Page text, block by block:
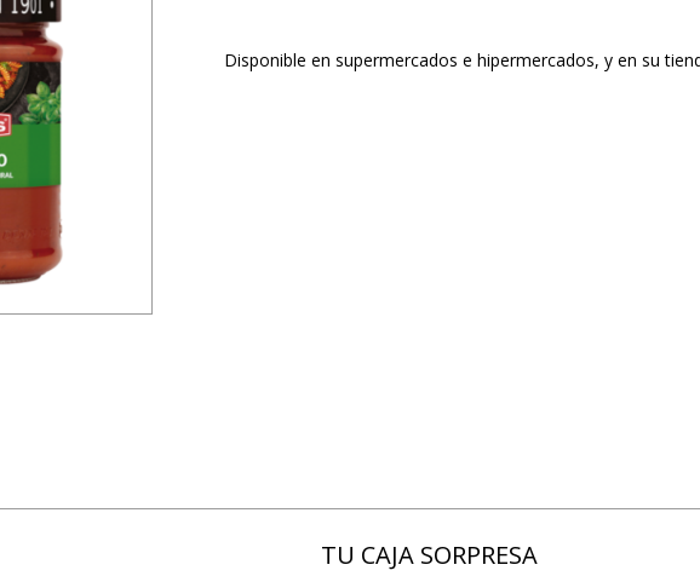
Disponible en supermercados e hipermercados, y en su
TU CAJA SORPRESA